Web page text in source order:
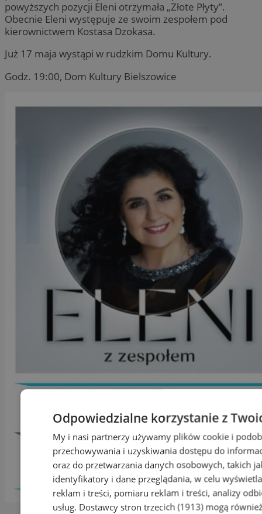
powyższych pozycji Eleni otrzymała „Złote Płyty”.
Obecnie Eleni występuje ze swoim zespołem pod
kierownictwem Kostasa Dzokasa.
Już 17 maja wystąpi w rudzkim Domu Kultury.
Godz. 19:00, Dom Kultury Bielszowice
Odpowiedzialne korzystanie z
My i nasi partnerzy używamy plików cookie i
przechowywania i uzyskiwania dostępu do
oraz do przetwarzania danych osobowych, takich
identyfikatory i dane przeglądania, w celu
reklam i treści, pomiaru reklam i treści, analizy
usług. Dostawcy stron trzecich (1913)mogą